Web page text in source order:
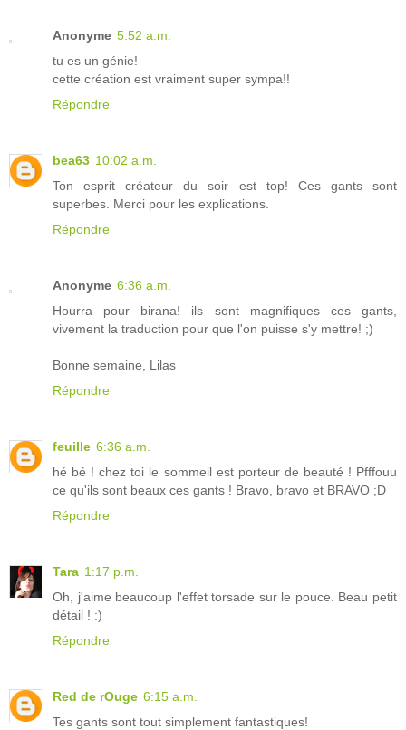
Anonyme 5:52 a.m.
tu es un génie!
cette création est vraiment super sympa!!
Répondre
bea63 10:02 a.m.
Ton esprit créateur du soir est top! Ces gants sont
superbes. Merci pour les explications.
Répondre
Anonyme 6:36 a.m.
Hourra pour birana! ils sont magnifiques ces gants,
vivement la traduction pour que l'on puisse s'y mettre! ;)
Bonne semaine, Lilas
Répondre
feuille 6:36 a.m.
hé bé ! chez toi le sommeil est porteur de beauté ! Pfffouu
ce qu'ils sont beaux ces gants ! Bravo, bravo et BRAVO ;D
Répondre
Tara 1:17 p.m.
Oh, j'aime beaucoup l'effet torsade sur le pouce. Beau petit
détail ! :)
Répondre
Red de rOuge 6:15 a.m.
Tes gants sont tout simplement fantastiques!